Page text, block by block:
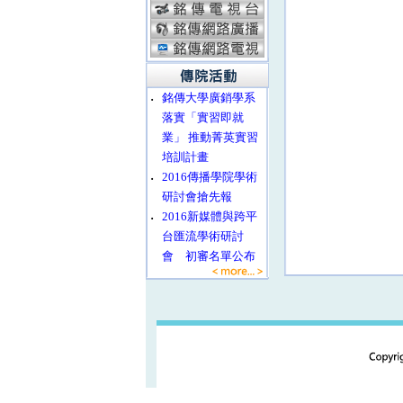
‧
銘傳大學廣銷學系
落實「實習即就
業」 推動菁英實習
培訓計畫
‧
2016傳播學院學術
研討會搶先報
‧
2016新媒體與跨平
台匯流學術研討
會 初審名單公布